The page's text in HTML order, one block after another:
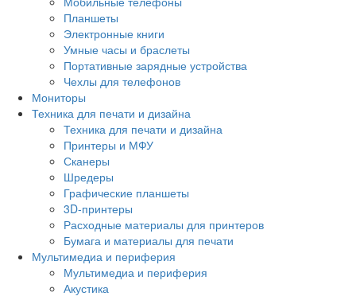
Планшеты
Электронные книги
Умные часы и браслеты
Портативные зарядные устройства
Чехлы для телефонов
Мониторы
Техника для печати и дизайна
Техника для печати и дизайна
Принтеры и МФУ
Сканеры
Шредеры
Графические планшеты
3D-принтеры
Расходные материалы для принтеров
Бумага и материалы для печати
Мультимедиа и периферия
Мультимедиа и периферия
Акустика